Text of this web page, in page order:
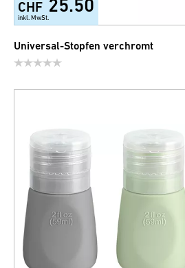
CHF 25.50
inkl. MwSt.
Universal-Stopfen verchromt